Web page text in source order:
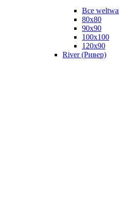
Все
80x80
90x90
100x100
120x90
River (Ривер)